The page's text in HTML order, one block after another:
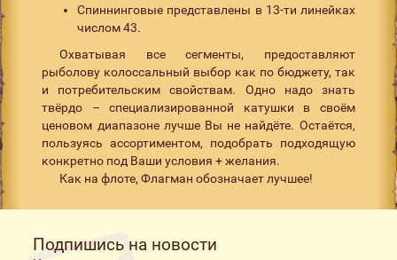
Спиннинговые представлены в 13-ти линейках
числом 43.
Охватывая все сегменты, предоставляют
рыболову колоссальный выбор как по бюджету, так
и потребительским свойствам. Одно надо знать
твёрдо – специализированной катушки в своём
ценовом диапазоне лучше Вы не найдёте. Остаётся,
пользуясь ассортиментом, подобрать подходящую
конкретно под Ваши условия + желания.
Как на флоте, Флагман обозначает лучшее!
Подпишись на новости